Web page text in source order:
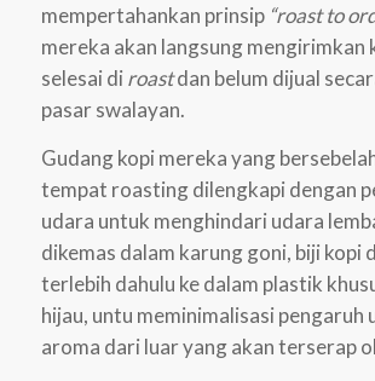
mempertahankan prinsip“roast to
mereka akan langsung mengirimkan
selesai di roastdan belum dijual
pasar swalayan.
Gudang kopi mereka yang
tempat roasting dilengkapi dengan
udara untuk menghindari udara
dikemas dalam karung goni, biji kopi
terlebih dahulu ke dalam plastik
hijau, untu meminimalisasi pengaruh
aroma dari luar yang akan terserap